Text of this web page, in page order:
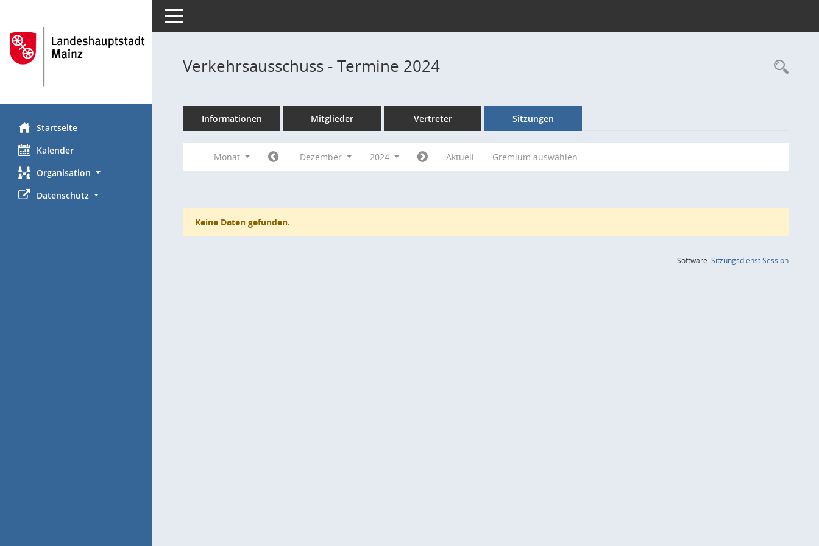
Startseite
Kalender
Organisation
Datenschutz
Toggle navigation
Verkehrsausschuss - Termine 2024
Informationen Mitglieder Vertreter Sitzungen
Monat Dezember 2024 Aktuell Gremium auswählen
Keine Daten gefunden.
Software:SitzungsdienstSession(Wird in